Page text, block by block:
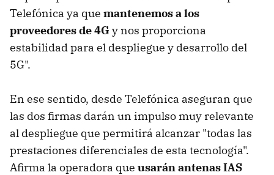
Telefónica ya que mantenemos a los
proveedores de 4Gy nos proporciona
estabilidad para el despliegue y desarrollo del
5G".
En ese sentido, desde Telefónica aseguran que
las dos firmas darán un impulso muy relevante
al despliegue que permitirá alcanzar "todas las
prestaciones diferenciales de esta tecnología".
Afirma la operadora que usarán antenas IAS